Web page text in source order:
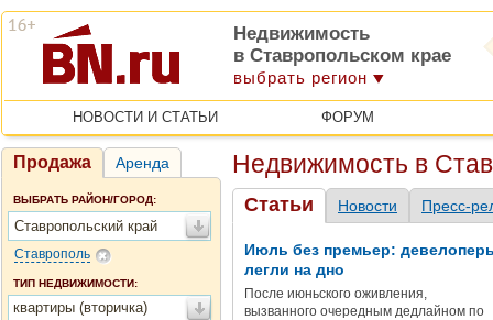
Недвижимость
в Ставропольском крае
выбрать регион
НОВОСТИ И СТАТЬИ ФОРУМ
Продажа Аренда
ВЫБРАТЬ РАЙОН/ГОРОД:
Ставропольский край
Ставрополь
ТИП НЕДВИЖИМОСТИ:
квартиры (вторичка)
Недвижимость в
Статьи Новости Пресс-
Июль без премьер:
легли на дно
После июньского оживления,
вызванного очередным дедлайном по